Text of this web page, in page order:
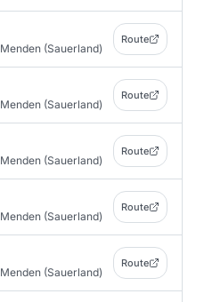
Menden (Sauerland)
Route
Menden (Sauerland)
Route
Menden (Sauerland)
Route
Menden (Sauerland)
Route
Menden (Sauerland)
Route